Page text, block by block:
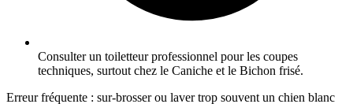
Consulter un toiletteur professionnel pour les coupes
techniques, surtout chez le Caniche et le Bichon frisé.
Erreur fréquente : sur-brosser ou laver trop souvent un chien blanc